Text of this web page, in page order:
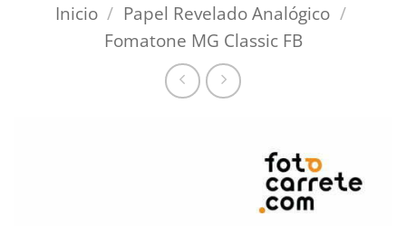
Inicio / Papel Revelado Analógico /
Fomatone MG Classic FB